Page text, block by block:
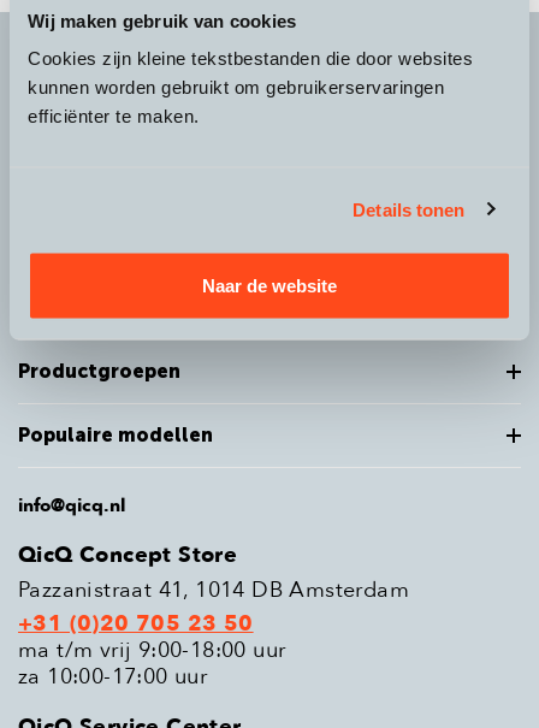
Wij maken gebruik van cookies
Cookies zijn kleine tekstbestanden die door websites
kunnen worden gebruikt om gebruikerservaringen
efficiënter te maken.
Details tonen
Naar de website
It's more than achoice
Productgroepen
Populaire modellen
info@qicq.nl
QicQ Concept Store
Pazzanistraat 41, 1014 DB Amsterdam
+31 (0)20 705 23 50
ma t/m vrij 9:00-18:00 uur
za 10:00-17:00 uur